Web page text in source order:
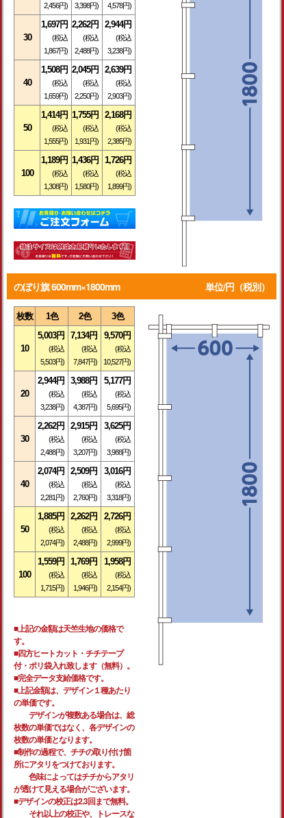
2,456円)
3,398円)
4,578円)
30
1,697円
(税込
1,867円)
2,262円
(税込
2,488円)
2,944円
(税込
3,238円)
40
1,508円
(税込
1,659円)
2,045円
(税込
2,250円)
2,639円
(税込
2,903円)
50
1,414円
(税込
1,555円)
1,755円
(税込
1,931円)
2,168円
(税込
2,385円)
100
1,189円
(税込
1,308円)
1,436円
(税込
1,580円)
1,726円
(税込
1,899円)
のぼり旗 600mm×1800mm 単位/円（税別）
枚数 1色 2色 3色
10
5,003円
(税込
5,503円)
7,134円
(税込
7,847円)
9,570円
(税込
10,527円)
20
2,944円
(税込
3,238円)
3,988円
(税込
4,387円)
5,177円
(税込
5,695円)
30
2,262円
(税込
2,488円)
2,915円
(税込
3,207円)
3,625円
(税込
3,988円)
40
2,074円
(税込
2,281円)
2,509円
(税込
2,760円)
3,016円
(税込
3,318円)
50
1,885円
(税込
2,074円)
2,262円
(税込
2,488円)
2,726円
(税込
2,999円)
100
1,559円
(税込
1,715円)
1,769円
(税込
1,946円)
1,958円
(税込
2,154円)
■上記の金額は天竺生地の価格で
す。
■四方ヒートカット・チチテープ
付・ポリ袋入れ致します（無料）。
■完全データ支給価格です。
■上記金額は、デザイン１種あたり
の単価です。
デザインが複数ある場合は、総
枚数の単価ではなく、各デザインの
枚数の単価となります。
■制作の過程で、チチの取り付け箇
所にアタリをつけております。
色味によってはチチからアタリ
が透けて見える場合がございます。
■デザインの校正は2.3回まで無料。
それ以上の校正や、トレースな